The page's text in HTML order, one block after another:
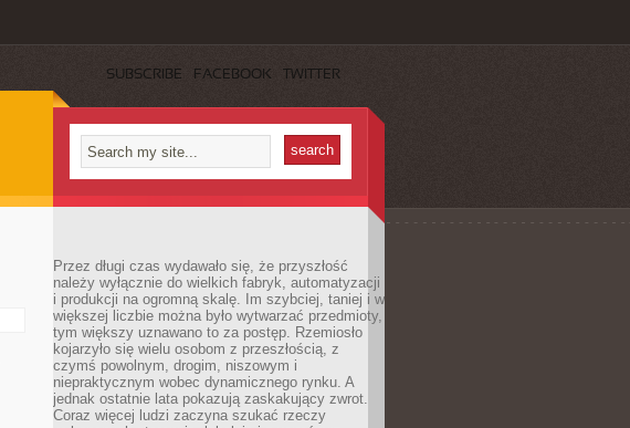
SUBSCRIBE FACEBOOK TWITTER
Przez długi czas wydawało się, że przyszłość
należy wyłącznie do wielkich fabryk, automatyzacji
i produkcji na ogromną skalę. Im szybciej, taniej i w
większej liczbie można było wytwarzać przedmioty,
tym większy uznawano to za postęp. Rzemiosło
kojarzyło się wielu osobom z przeszłością, z
czymś powolnym, drogim, niszowym i
niepraktycznym wobec dynamicznego rynku. A
jednak ostatnie lata pokazują zaskakujący zwrot.
Coraz więcej ludzi zaczyna szukać rzeczy